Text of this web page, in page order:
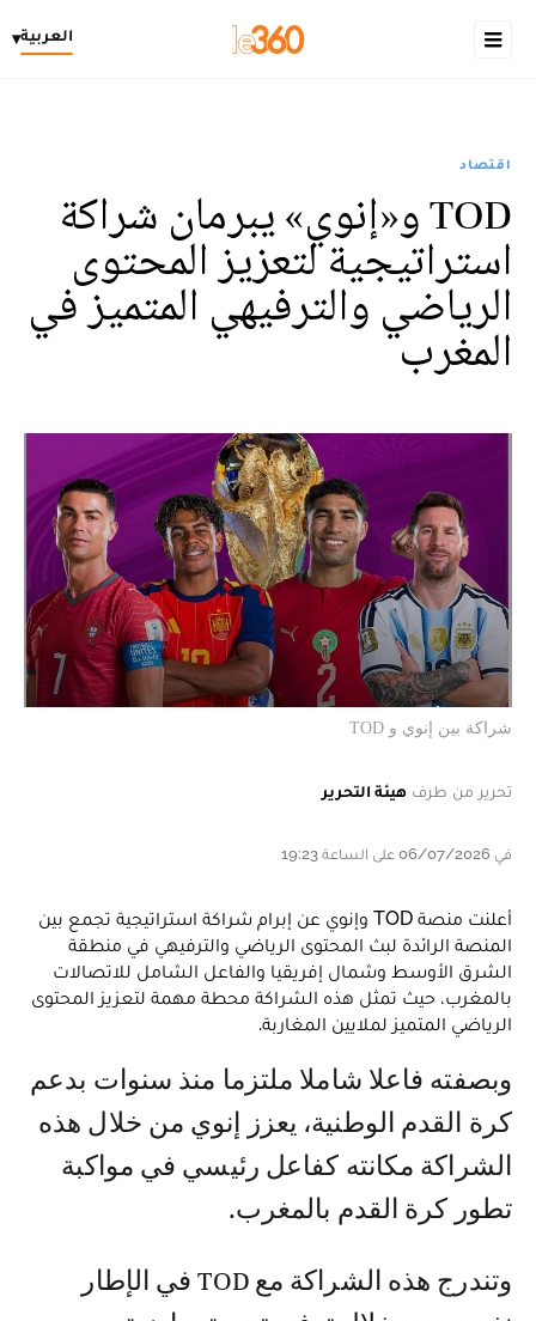
العربية▾
اقتصاد
TOD و«إنوي» يبرمان شراكة
استراتيجية لتعزيز المحتوى
الرياضي والترفيهي المتميز في
المغرب
شراكة بين إنوي و TOD
تحرير من طرف هيئة التحرير
في 06/07/2026 على الساعة 19:23
أعلنت منصة TOD وإنوي عن إبرام شراكة استراتيجية تجمع بين
المنصة الرائدة لبث المحتوى الرياضي والترفيهي في منطقة
الشرق الأوسط وشمال إفريقيا والفاعل الشامل للاتصالات
بالمغرب، حيث تمثل هذه الشراكة محطة مهمة لتعزيز المحتوى
الرياضي المتميز لملايين المغاربة.
وبصفته فاعلا شاملا ملتزما منذ سنوات بدعم
كرة القدم الوطنية، يعزز إنوي من خلال هذه
الشراكة مكانته كفاعل رئيسي في مواكبة
تطور كرة القدم بالمغرب.
وتندرج هذه الشراكة مع TOD في الإطار